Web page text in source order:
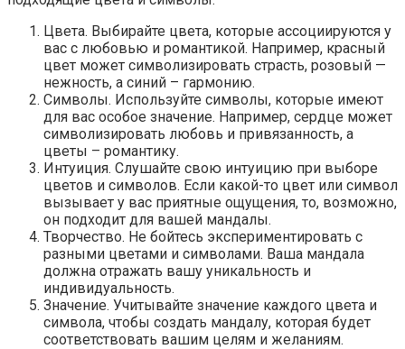
Цвета. Выбирайте цвета, которые ассоциируются у
вас с любовью и романтикой. Например, красный
цвет может символизировать страсть, розовый —
нежность, а синий – гармонию.
Символы. Используйте символы, которые имеют
для вас особое значение. Например, сердце может
символизировать любовь и привязанность, а
цветы – романтику.
Интуиция. Слушайте свою интуицию при выборе
цветов и символов. Если какой-то цвет или символ
вызывает у вас приятные ощущения, то, возможно,
он подходит для вашей мандалы.
Творчество. Не бойтесь экспериментировать с
разными цветами и символами. Ваша мандала
должна отражать вашу уникальность и
индивидуальность.
Значение. Учитывайте значение каждого цвета и
символа, чтобы создать мандалу, которая будет
соответствовать вашим целям и желаниям.